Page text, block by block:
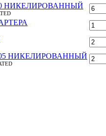
НИКЕЛИРОВАННЫЙ
НИКЕЛИРОВАННЫЙ